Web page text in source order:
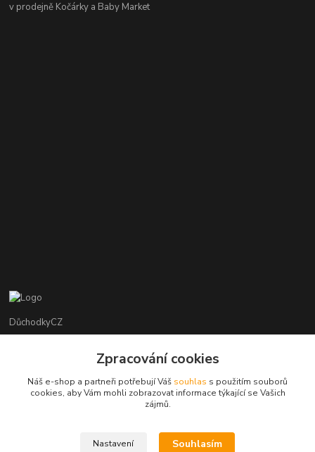
v prodejně Kočárky a Baby Market
DůchodkyCZ
+420 412384749
objednavky@duchodky.cz
Zpracování cookies
Náš e-shop a partneři potřebují Váš souhlas s použitím souborů
cookies, aby Vám mohli zobrazovat informace týkající se Vašich
zájmů.
Nastavení Souhlasím